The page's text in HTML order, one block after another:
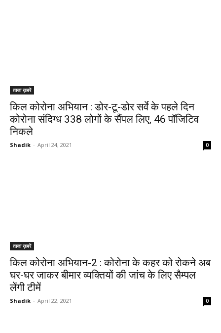
ताजा ख़बरें
किल कोरोना अभियान : डोर-टू-डोर सर्वे के पहले दिन
कोरोना संदिग्ध 338 लोगों के सैंपल लिए, 46 पॉजिटिव
निकले
Shadik - April 24, 2021 0
ताजा ख़बरें
किल कोरोना अभियान-2 : कोरोना के कहर को रोकने अब
घर-घर जाकर बीमार व्यक्तियों की जांच के लिए सैम्पल
लेंगी टीमें
Shadik - April 22, 2021 0